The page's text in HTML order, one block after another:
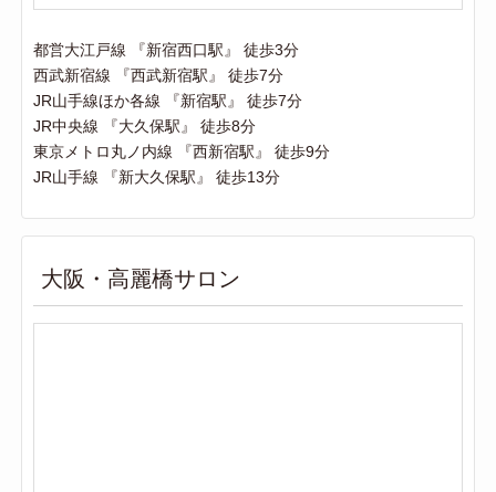
都営大江戸線 『新宿西口駅』 徒歩3分
西武新宿線 『西武新宿駅』 徒歩7分
JR山手線ほか各線 『新宿駅』 徒歩7分
JR中央線 『大久保駅』 徒歩8分
東京メトロ丸ノ内線 『西新宿駅』 徒歩9分
JR山手線 『新大久保駅』 徒歩13分
大阪・高麗橋サロン